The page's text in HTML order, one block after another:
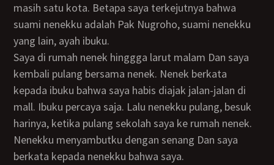
masih satu kota. Betapa saya terkejutnya bahwa
suami nenekku adalah Pak Nugroho, suami nenekku
yang lain, ayah ibuku.
Saya di rumah nenek hinggga larut malam Dan saya
kembali pulang bersama nenek. Nenek berkata
kepada ibuku bahwa saya habis diajak jalan-jalan di
mall. Ibuku percaya saja. Lalu nenekku pulang, besuk
harinya, ketika pulang sekolah saya ke rumah nenek.
Nenekku menyambutku dengan senang Dan saya
berkata kepada nenekku bahwa saya.